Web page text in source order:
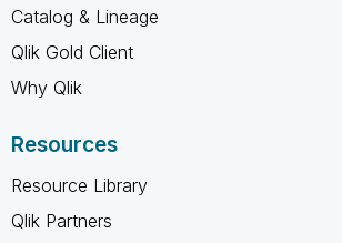
Catalog & Lineage
Qlik Gold Client
Why Qlik
Resources
Resource Library
Qlik Partners